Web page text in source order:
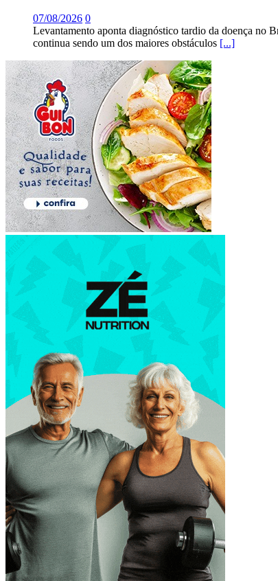
07/08/2026 0
Levantamento aponta diagnóstico tardio da doença no
continua sendo um dos maiores obstáculos [...]